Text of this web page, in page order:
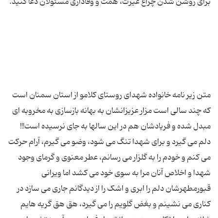
متن زیر نامه خانواده شهدای روستای کلامو از استان سمنان است
که چند سالی است مزار عزیزانشان به بهانه بازسازی به مخروبه ای
دلم می گیرد و برای شهدا تنگ می شود، وضو می گیرم، آرام حرکت
می کنم و خودم را به گلزار می رسانم، عطر معنوی و گرمای وجود
شهدا و اخلاص آنان مرا به سوی خود می کشد اما ویرانی
قبورمطهرشان دلم را ابری و اشک را از دیدگانم جاری می سازد در
کناری می نشینم و بغض گلویم را می گیرد، هق هق گریه هایم